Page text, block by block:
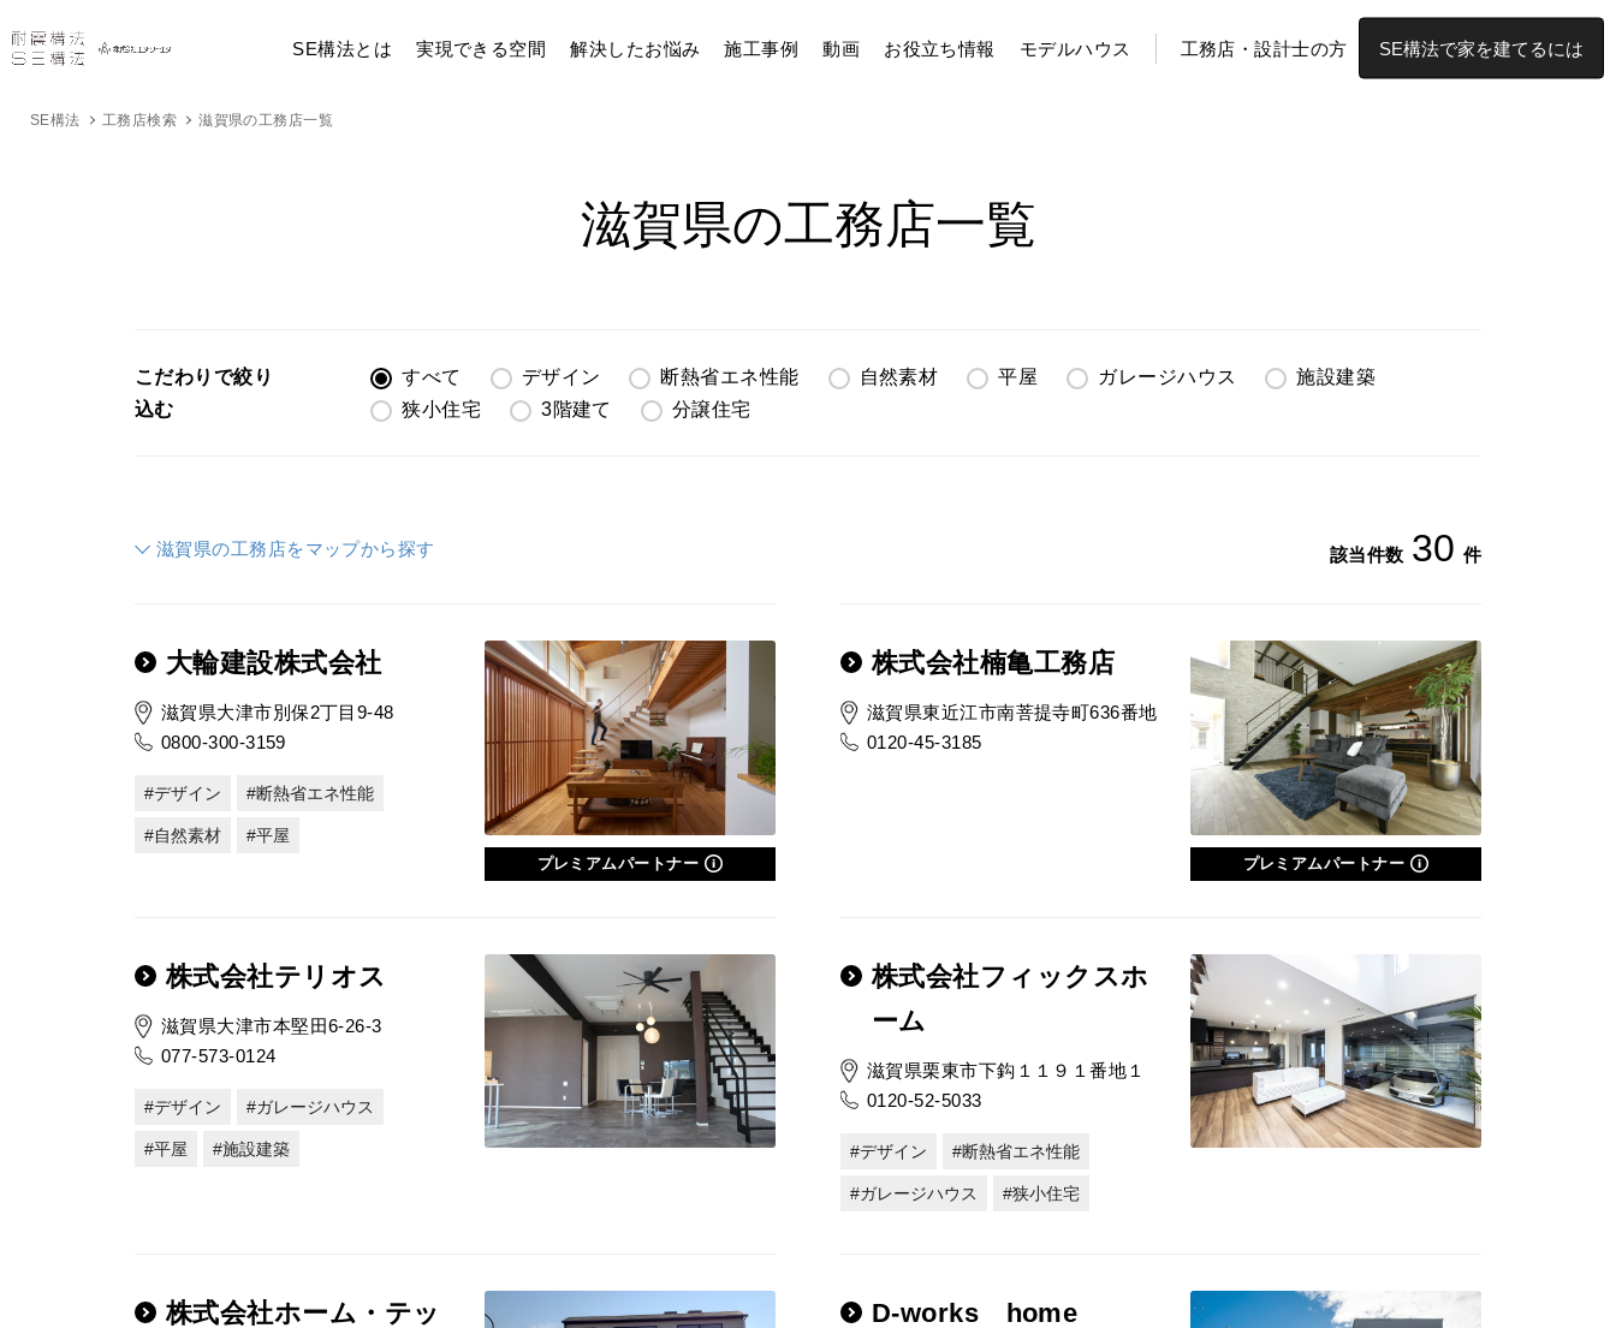
SE構法とは 実現できる空間 解決したお悩み 施工事例 動画 お役立ち情報 モデルハウス 工務店・設計士の方 SE構法で家を建てるには
SE構法 工務店検索 滋賀県の工務店一覧
滋賀県の工務店一覧
こだわりで絞り
込む
すべて デザイン 断熱省エネ性能 自然素材 平屋 ガレージハウス
施設建築
狭小住宅
3階建て 分譲住宅
滋賀県の工務店をマップから探す 該当件数 30 件
大輪建設株式会社
滋賀県大津市別保2丁目9-48
0800-300-3159
デザイン 断熱省エネ性能
自然素材 平屋
プレミアムパートナー
株式会社楠亀工務店
滋賀県東近江市南菩提寺町636番地
0120-45-3185
プレミアムパートナー
株式会社テリオス
滋賀県大津市本堅田6-26-3
077-573-0124
デザイン ガレージハウス
平屋 施設建築
株式会社フィックスホ
ーム
滋賀県栗東市下鈎１１９１番地１
0120-52-5033
デザイン 断熱省エネ性能
ガレージハウス 狭小住宅
株式会社ホーム・テッ
D-works home